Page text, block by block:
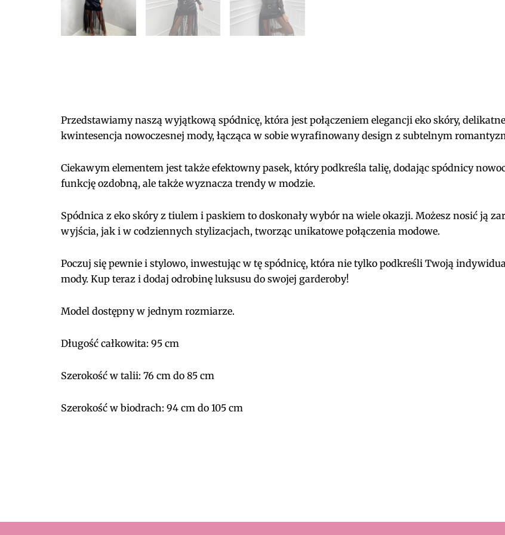
Przedstawiamy naszą wyjątkową spódnicę, która jest połączeniem elegancji eko skóry,
kwintesencja nowoczesnej mody, łącząca w sobie wyrafinowany design z subtelnym
Ciekawym elementem jest także efektowny pasek, który podkreśla talię, dodając spódnicy
funkcję ozdobną, ale także wyznacza trendy w modzie.
Spódnica z eko skóry z tiulem i paskiem to doskonały wybór na wiele okazji. Możesz nosić ją
wyjścia, jak i w codziennych stylizacjach, tworząc unikatowe połączenia modowe.
Poczuj się pewnie i stylowo, inwestując w tę spódnicę, która nie tylko podkreśli Twoją
mody. Kup teraz i dodaj odrobinę luksusu do swojej garderoby!
Model dostępny w jednym rozmiarze.
Długość całkowita: 95 cm
Szerokość w talii: 76 cm do 85 cm
Szerokość w biodrach: 94 cm do 105 cm